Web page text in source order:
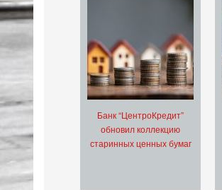
Банк “ЦентроКредит”
обновил коллекцию
старинных ценных бумаг